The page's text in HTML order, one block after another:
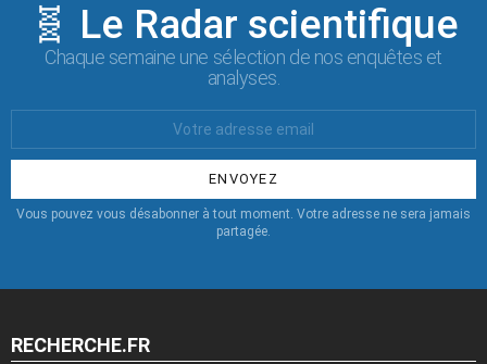
🧬 Le Radar scientifique
Chaque semaine une sélection de nos enquêtes et
analyses.
:
Vous pouvez vous désabonner à tout moment. Votre adresse ne sera jamais
partagée.
RECHERCHE.FR